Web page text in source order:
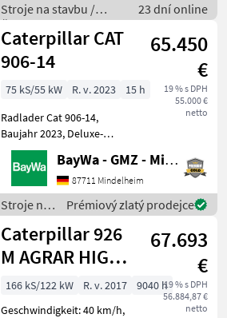
Stroje na stavbu /
Čelný nakladač
23 dní online
Caterpillar CAT
906-14
65.450
€
19 % s DPH
55.000 €
netto
75 kS/55 kW R. v. 2023
15 h
Radlader Cat 906-14,
Baujahr 2023, Deluxe-
Kabine, DAB Plus Radio inkl.
Bluetooth und Mikrofon,
beheizbare, elektrisch
einstellbare Außenspiegel,
Schaufel GP 0, 95m³, mit M
BayWa - GMZ - Mindelheim
87711 Mindelheim
Stroje na
stavbu /
Caterpillar
Prémiový zlatý prodejce
Caterpillar 926
M AGRAR HIGH
LIFT
67.693
€
19 % s DPH
56.884,87 €
netto
166 kS/122 kW R. v. 2017
9040 h
Geschwindigkeit: 40 km/h,